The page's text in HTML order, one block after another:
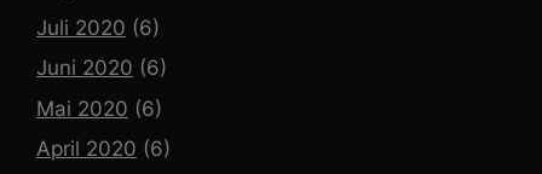
Juli 2020 (6)
Juni 2020 (6)
Mai 2020 (6)
April 2020 (6)